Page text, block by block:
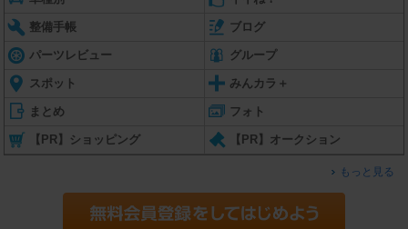
整備手帳 ブログ
パーツレビュー グループ
スポット みんカラ＋
まとめ フォト
【PR】ショッピング 【PR】オークション
もっと見る